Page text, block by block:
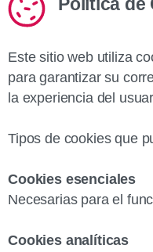
Política de
Este sitio web utiliza
para garantizar su
la experiencia del
Tipos de cookies que
Cookies esenciales
Necesarias para el
Cookies analíticas